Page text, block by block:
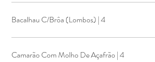
Bacalhau C/Brôa (Lombos) | 4
Camarão Com Molho De Açafrão | 4